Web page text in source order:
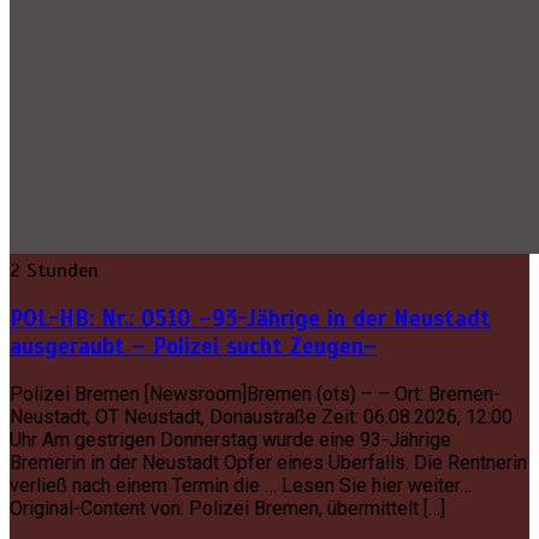
2 Stunden
POL-HB: Nr.: 0510 –93-Jährige in der Neustadt
ausgeraubt – Polizei sucht Zeugen–
Polizei Bremen [Newsroom]Bremen (ots) – – Ort: Bremen-
Neustadt, OT Neustadt, Donaustraße Zeit: 06.08.2026, 12:00
Uhr Am gestrigen Donnerstag wurde eine 93-Jährige
Bremerin in der Neustadt Opfer eines Überfalls. Die Rentnerin
verließ nach einem Termin die … Lesen Sie hier weiter…
Original-Content von: Polizei Bremen, übermittelt […]